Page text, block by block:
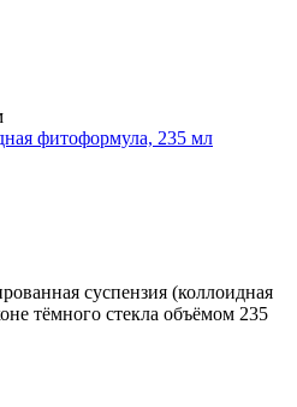
фитоформула, 235 мл
суспензия (коллоидная
тёмного стекла объёмом 235